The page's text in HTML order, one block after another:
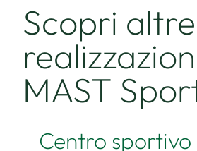
Scopri altre
MAST
Centro